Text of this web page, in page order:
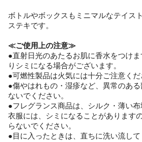
ボトルやボックスもミニマルなテイス
ステキです。
≪ご使用上の注意≫
●直射日光のあたるお肌に香水をつけ
りシミになる場合がございます。
●可燃性製品は火気には十分ご注意くだ
●傷やはれもの・湿疹など、異常のあ
ないでください。
●フレグランス商品は、シルク・薄い
衣服には、シミになることがあります
らないでください。
●目に入ったときは、直ちに洗い流して